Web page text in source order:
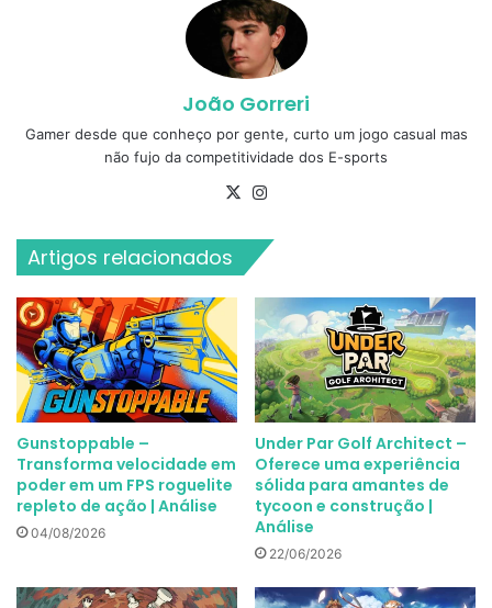
João Gorreri
Gamer desde que conheço por gente, curto um jogo casual mas
não fujo da competitividade dos E-sports
X
Artigos relacionados
Gunstoppable –
Transforma velocidade em
poder em um FPS roguelite
repleto de ação | Análise
04/08/2026
Under Par Golf Architect –
Oferece uma experiência
sólida para amantes de
tycoon e construção |
Análise
22/06/2026